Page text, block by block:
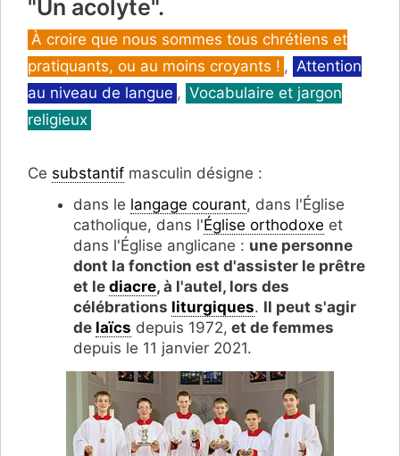
"Un acolyte".
Catégories
À croire que nous sommes tous chrétiens et
pratiquants, ou au moins croyants ! , Attention
au niveau de langue , Vocabulaire et jargon
religieux
Ce substantif masculin désigne :
dans le langage courant, dans l'Église
catholique, dans l'Église orthodoxe et
dans l'Église anglicane : une personne
dont la fonction est d'assister le prêtre
et le diacre, à l'autel, lors des
célébrations liturgiques. Il peut s'agir
de laïcs depuis 1972, et de femmes
depuis le 11 janvier 2021.